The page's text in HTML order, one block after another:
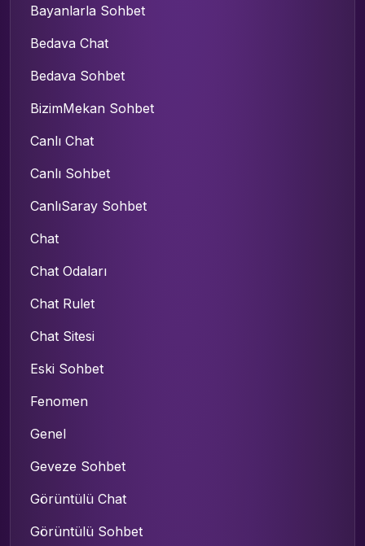
Bayanlarla Sohbet
Bedava Chat
Bedava Sohbet
BizimMekan Sohbet
Canlı Chat
Canlı Sohbet
CanlıSaray Sohbet
Chat
Chat Odaları
Chat Rulet
Chat Sitesi
Eski Sohbet
Fenomen
Genel
Geveze Sohbet
Görüntülü Chat
Görüntülü Sohbet